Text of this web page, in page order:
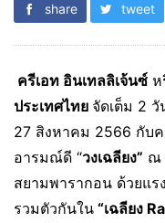
share tweet
ครีเอท อินเทลลิเจ้นซ์ ห
ประเทศไทย จัดเต็ม 2
27 สิงหาคม 2566 กับ
อารมณ์ดี “วงเฉลียง” ณ
สยามพารากอน ด้วยแ
รวมตัวกันใน “เฉลียง